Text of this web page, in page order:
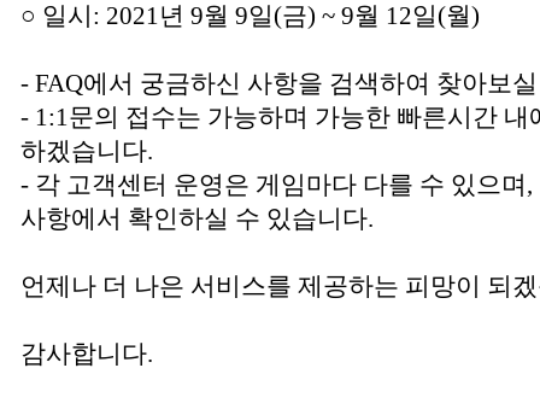
○ 일시: 2021년 9월 9일(금) ~ 9월 12일(월)
- FAQ에서 궁금하신 사항을 검색하여 찾아보
- 1:1문의 접수는 가능하며 가능한 빠른시간
하겠습니다.
- 각 고객센터 운영은 게임마다 다를 수 있으며
사항에서 확인하실 수 있습니다.
언제나 더 나은 서비스를 제공하는 피망이 되
감사합니다.